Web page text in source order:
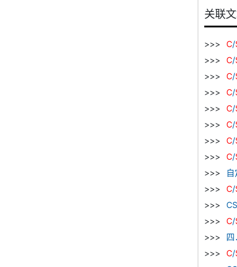
关联
C/
C/
C/
C/
C/
C/
C/
C/
C/
C/
四
C/